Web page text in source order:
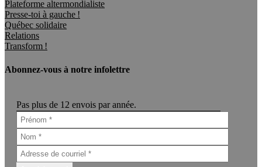
Plateforme altermondialiste
Presse-toi à gauche !
Québec solidaire
Relations
Transform !
Abonnez-vous à notre infolettre
Pas plus de 12 envois par année.